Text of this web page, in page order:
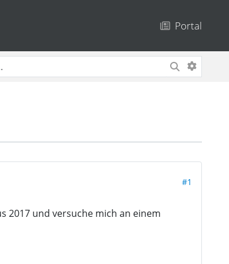
Portal
#1
2017 und versuche mich an einem